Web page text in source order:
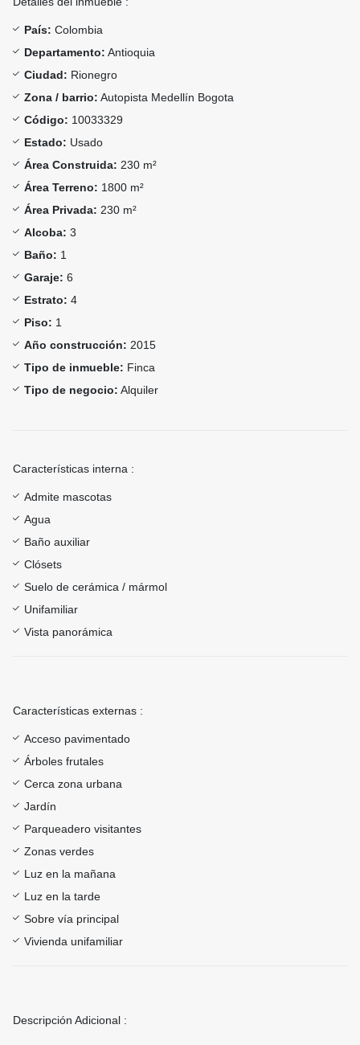
País: Colombia
Departamento: Antioquia
Ciudad: Rionegro
Zona / barrio: Autopista Medellín Bogota
Código: 10033329
Estado: Usado
Área Construida: 230 m²
Área Terreno: 1800 m²
Área Privada: 230 m²
Alcoba: 3
Baño: 1
Garaje: 6
Estrato: 4
Piso: 1
Año construcción: 2015
Tipo de inmueble: Finca
Tipo de negocio: Alquiler
Características interna :
Admite mascotas
Agua
Baño auxiliar
Clósets
Suelo de cerámica / mármol
Unifamiliar
Vista panorámica
Características externas :
Acceso pavimentado
Árboles frutales
Cerca zona urbana
Jardín
Parqueadero visitantes
Zonas verdes
Luz en la mañana
Luz en la tarde
Sobre vía principal
Vivienda unifamiliar
Descripción Adicional :